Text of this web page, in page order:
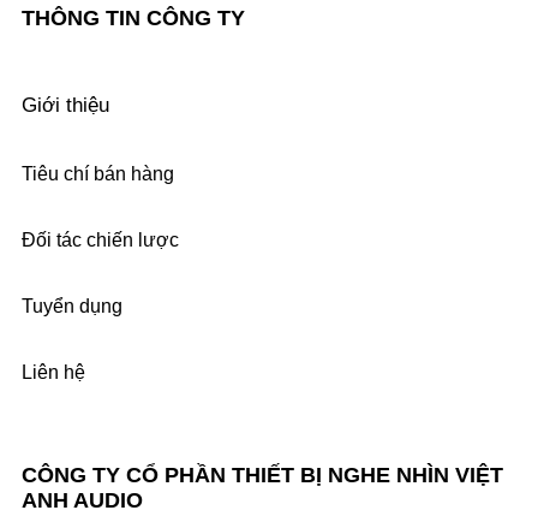
CÔNG TY CỔ PHẦN THIẾT BỊ NGHE NHÌN VIỆT
ANH AUDIO
THÔNG TIN CÔNG TY
Giới thiệu
Tiêu chí bán hàng
Đối tác chiến lược
Tuyển dụng
Liên hệ